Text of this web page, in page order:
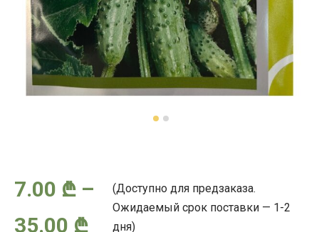
7.00 ₾ –
35.00 ₾Диапазон
(Доступно для предзаказа.
Ожидаемый срок поставки — 1-2
дня)